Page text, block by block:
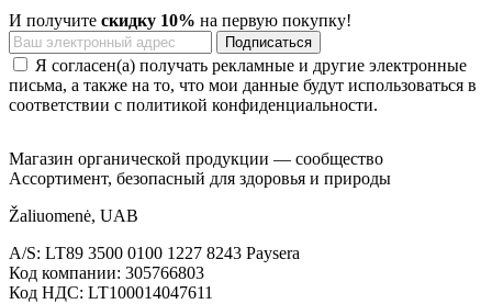
И получите скидку 10% на первую покупку!
Я согласен(а) получать рекламные и другие электронные
письма, а также на то, что мои данные будут использоваться в
соответствии с политикой конфиденциальности.
Магазин органической продукции — сообщество
Ассортимент, безопасный для здоровья и природы
Žaliuomenė, UAB
A/S: LT89 3500 0100 1227 8243 Paysera
Код компании: 305766803
Код НДС: LT100014047611